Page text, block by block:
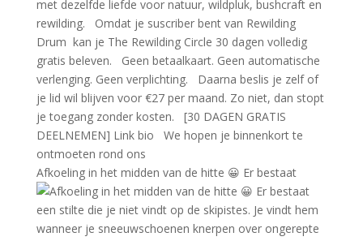
Afkoeling in het midden van de hitte 😀 Er bestaat